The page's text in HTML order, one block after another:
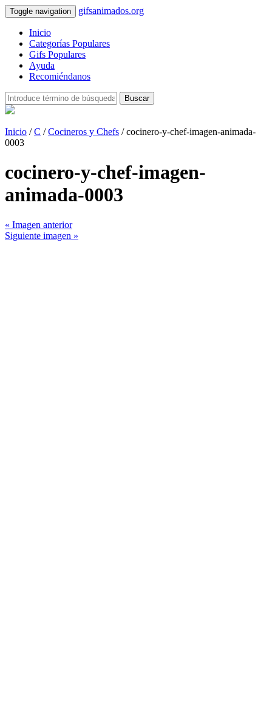
Toggle navigation gifsanimados.org
Inicio
Categorías Populares
Gifs Populares
Ayuda
Recomiéndanos
Buscar
Inicio /C /Cocineros y Chefs / cocinero-y-chef-imagen-animada-
0003
cocinero-y-chef-imagen-
animada-0003
« Imagen anterior
Siguiente imagen »